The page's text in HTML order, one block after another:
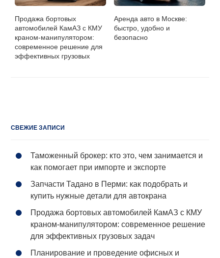
Продажа бортовых
автомобилей КамАЗ с КМУ
краном-манипулятором:
современное решение для
эффективных грузовых
Аренда авто в Москве:
быстро, удобно и
безопасно
СВЕЖИЕ ЗАПИСИ
Таможенный брокер: кто это, чем занимается и
как помогает при импорте и экспорте
Запчасти Тадано в Перми: как подобрать и
купить нужные детали для автокрана
Продажа бортовых автомобилей КамАЗ с КМУ
краном-манипулятором: современное решение
для эффективных грузовых задач
Планирование и проведение офисных и